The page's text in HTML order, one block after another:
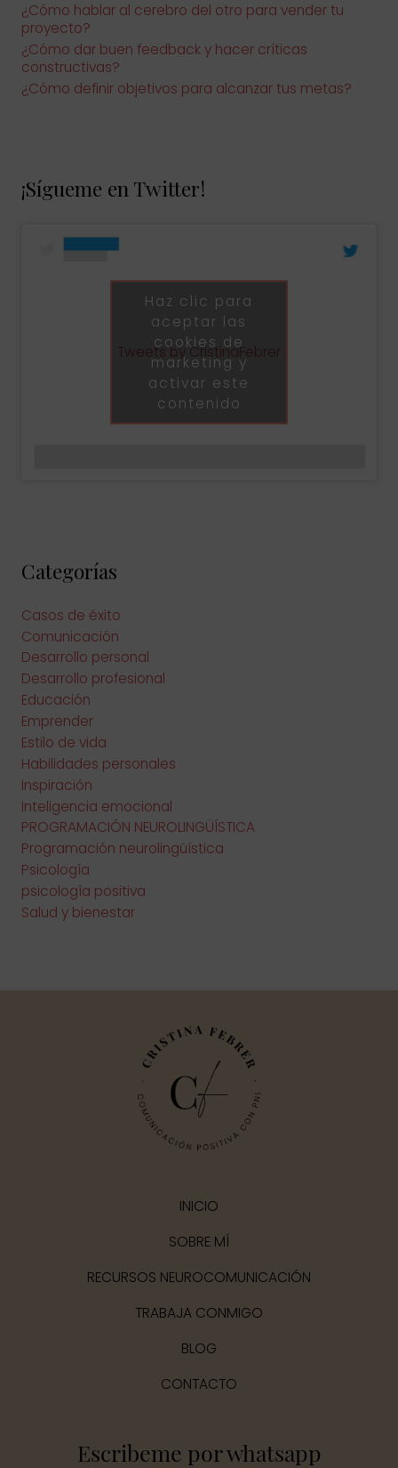
¿Cómo hablar al cerebro del otro para vender tu
proyecto?
¿Cómo dar buen feedback y hacer críticas
constructivas?
¿Cómo definir objetivos para alcanzar tus metas?
¡Sígueme en Twitter!
Tweets by CristinaFebrer
Haz clic para
aceptar las
cookies de
marketing y
activar este
contenido
Categorías
Casos de éxito
Comunicación
Desarrollo personal
Desarrollo profesional
Educación
Emprender
Estilo de vida
Habilidades personales
Inspiración
Inteligencia emocional
PROGRAMACIÓN NEUROLINGÜÍSTICA
Programación neurolingüística
Psicología
psicología positiva
Salud y bienestar
INICIO
SOBRE MÍ
RECURSOS NEUROCOMUNICACIÓN
TRABAJA CONMIGO
BLOG
CONTACTO
Escribeme por whatsapp